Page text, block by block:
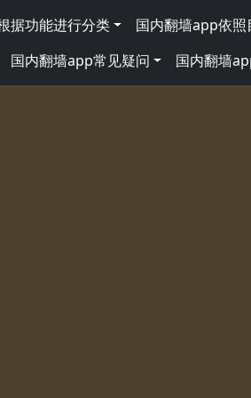
据功能进行分类
国内翻墙app依
国内翻墙app常见疑问
国内翻墙